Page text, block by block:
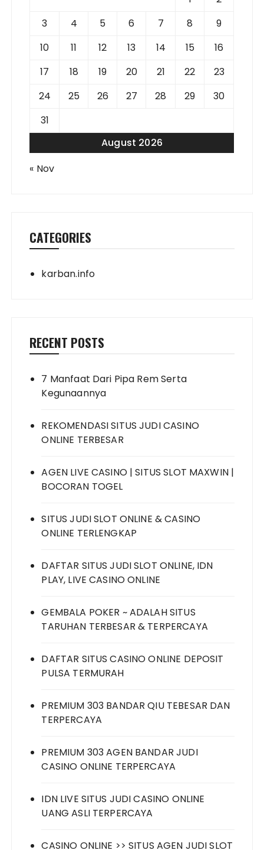
August 2026
3
4 5 6 7 8
9
10
11 12 13 14 15
16
17
18 19 20 21 22
23
24
25 26 27 28 29
30
31
« Nov
CATEGORIES
karban.info
RECENT POSTS
7 Manfaat Dari Pipa Rem Serta
Kegunaannya
REKOMENDASI SITUS JUDI CASINO
ONLINE TERBESAR
AGEN LIVE CASINO | SITUS SLOT MAXWIN |
BOCORAN TOGEL
SITUS JUDI SLOT ONLINE & CASINO
ONLINE TERLENGKAP
DAFTAR SITUS JUDI SLOT ONLINE, IDN
PLAY, LIVE CASINO ONLINE
GEMBALA POKER ~ ADALAH SITUS
TARUHAN TERBESAR & TERPERCAYA
DAFTAR SITUS CASINO ONLINE DEPOSIT
PULSA TERMURAH
PREMIUM 303 BANDAR QIU TEBESAR DAN
TERPERCAYA
PREMIUM 303 AGEN BANDAR JUDI
CASINO ONLINE TERPERCAYA
IDN LIVE SITUS JUDI CASINO ONLINE
UANG ASLI TERPERCAYA
CASINO ONLINE >> SITUS AGEN JUDI SLOT